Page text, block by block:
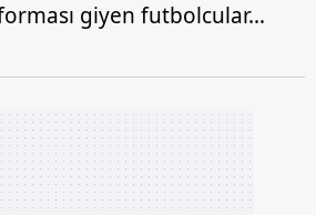
giyen futbolcular…